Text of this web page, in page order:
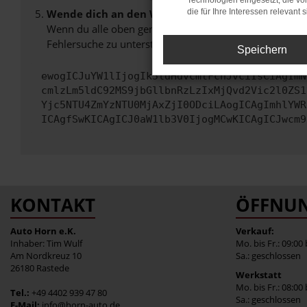
Wende dich an den Webseitenbetreiber.
Wenn du alle oben genannten Schritte versucht hast,
Fehlersuche zu unterstützen:
KONTAKT
Auto Horn e.K.
Inhaber: Tim Wulf
Am Nordkreuz 10
26180 Rastede
Tel.: +49 4402 939 47 80
Verkauf:
Mo. bis Fr.: 09:00
Sa.: geschlossen
Werkstatt
Mo. bis Fr.: 08:00
Sa.: geschlossen
die für Ihre Interessen relevant
Speichern